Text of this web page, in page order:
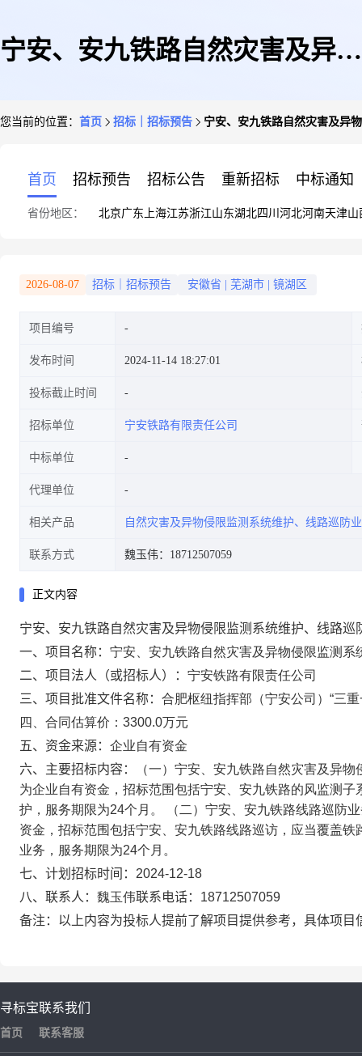
宁安、安九铁路自然灾害及异物
您当前的位置： 首页 招标｜招标预告 宁安、安九铁路自然灾害及异
首页 招标预告 招标公告 重新招标 中标通知
省份地区： 北京广东 上海江苏浙江山东湖北四川 河北河南天津山
2026-08-07 招标｜招标预告 安徽省 芜湖市 镜湖区
项目编号
发布时间 2024-11-14 18:27:01
投标截止时间
招标单位 宁安铁路有限责任公司
中标单位
代理单位
相关产品 自然灾害及异物侵限监测系统维护、线路巡防
联系方式 魏玉伟：18712507059
正文内容
宁安、安九铁路自然灾害及异物侵限监测系统维护、线路巡
一、项目名称： 宁安、安九铁路自然灾害及异物侵限监测系
二、项目法人（或招标人）： 宁安铁路有限责任公司
三、项目批准文件名称： 合肥枢纽指挥部（宁安公司）“三
四、合同估算价：3300.0万元
五、资金来源： 企业自有资金
六、主要招标内容：
（一）宁安、安九铁路自然灾害及异
为企业自有资金，招标范围包括宁安、安九铁路的风监测
护，服务期限为24个月。 （二）宁安、安九铁路线路巡防
资金，招标范围包括宁安、安九铁路线路巡访，应当覆盖
业务，服务期限为24个月。
七、计划招标时间： 2024-12-18
八、联系人： 魏玉伟联系电话： 18712507059
备注：以上内容为投标人提前了解项目提供参考，具体项目
寻标宝
首页
联系我们
联系客服